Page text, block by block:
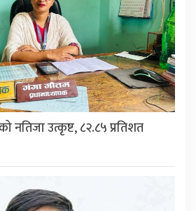
नतिजा उत्कृष्ट, ८२.८५ प्रतिशत